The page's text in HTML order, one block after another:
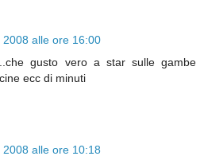
2008 alle ore 16:00
gusto vero a star sulle gambe
ecc di minuti
2008 alle ore 10:18